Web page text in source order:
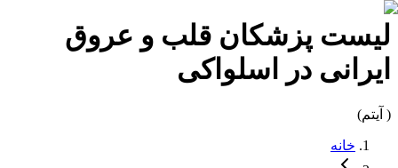
لیست پزشکان قلب و عروق
ایرانی در
اسلواکی
( آیتم)
خانه